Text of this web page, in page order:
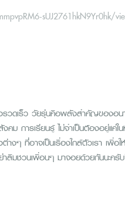
sUJ2761hkN9Yr0hk/
งรวดเร็ว วัยรุ่นคือพลังสำคัญของ
งคม การเรียนรู้ ไม่จำเป็นต้องอยู่
งๆ ที่อาจเป็นเรื่องใกล้ตัวเรา เพื่อ
ลืมชวนเพื่อนๆ มาจอยด้วยกันนะครั